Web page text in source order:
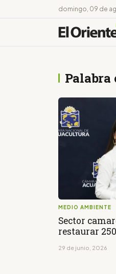
domingo, 09 de
Palabra
MEDIO AMBIENTE
Sector
restaurar
29 de junio, 2026